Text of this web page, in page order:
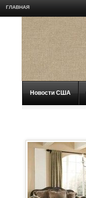
ГЛАВНАЯ
Новости США